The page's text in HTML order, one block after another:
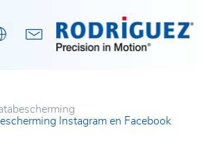
Instagram en Facebook